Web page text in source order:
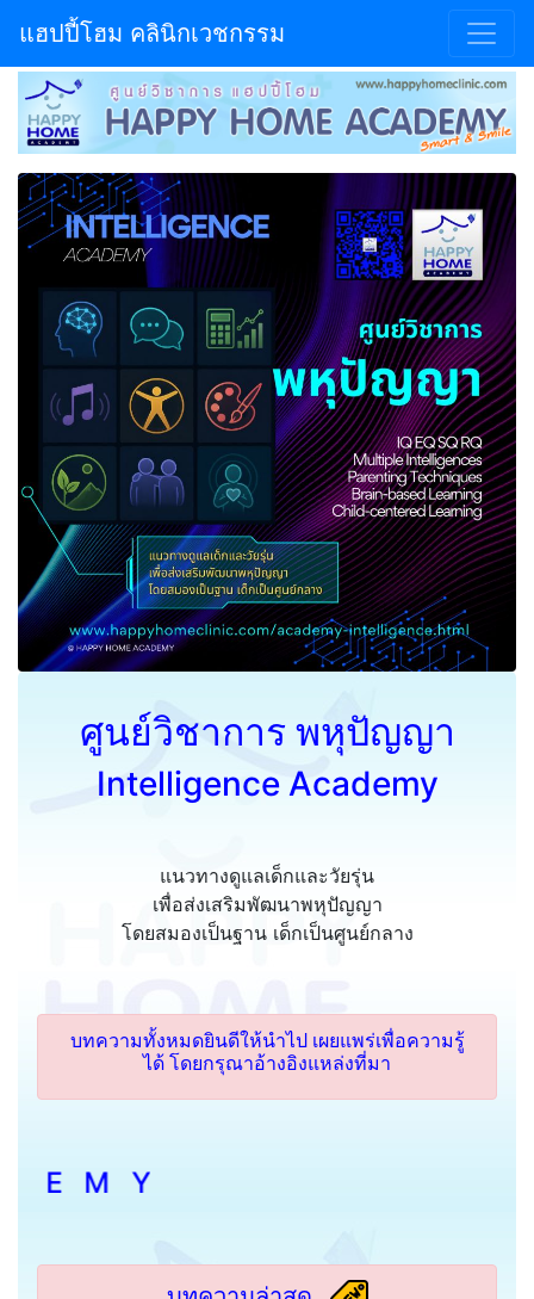
แฮปปี้โฮม คลินิกเวชกรรม
ศูนย์วิชาการ พหุปัญญา
Intelligence Academy
แนวทางดูแลเด็กและวัยรุ่น
เพื่อส่งเสริมพัฒนาพหุปัญญา
โดยสมองเป็นฐาน เด็กเป็นศูนย์กลาง
บทความทั้งหมดยินดีให้นำไป เผยแพร่เพื่อความรู้
ได้ โดยกรุณาอ้างอิงแหล่งที่มา